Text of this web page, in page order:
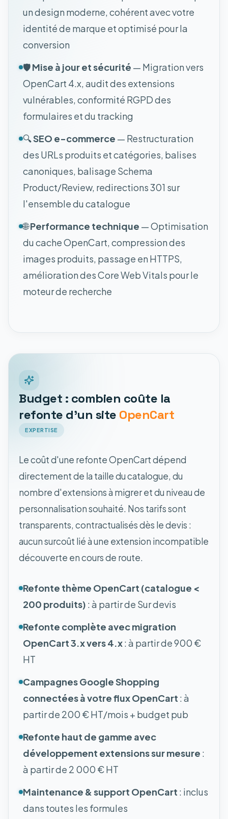
un design moderne, cohérent avec votre
identité de marque et optimisé pour la
conversion
🛡️Mise à jour et sécurité — Migration vers
OpenCart 4.x, audit des extensions
vulnérables, conformité RGPD des
formulaires et du tracking
🔍SEO e-commerce — Restructuration
des URLs produits et catégories, balises
canoniques, balisage Schema
Product/Review, redirections 301 sur
l'ensemble du catalogue
🌐Performance technique — Optimisation
du cache OpenCart, compression des
images produits, passage en HTTPS,
amélioration des Core Web Vitals pour le
moteur de recherche
Budget : combien coûte la
refonte d'un site OpenCart
EXPERTISE
Le coût d'une refonte OpenCart dépend
directement de la taille du catalogue, du
nombre d'extensions à migrer et du niveau de
personnalisation souhaité. Nos tarifs sont
transparents, contractualisés dès le devis :
aucun surcoût lié à une extension incompatible
découverte en cours de route.
Refonte thème OpenCart (catalogue <
200 produits) : à partir de Sur devis
Refonte complète avec migration
OpenCart 3.x vers 4.x: à partir de 900 €
HT
Campagnes Google Shopping
connectées à votre flux OpenCart : à
partir de 200 € HT/mois + budget pub
Refonte haut de gamme avec
développement extensions sur mesure :
à partir de 2 000 € HT
Maintenance & support OpenCart : inclus
dans toutes les formules